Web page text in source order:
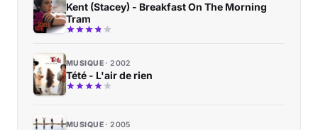
Kent (Stacey) - Breakfast On The Morning
Tram
MUSIQUE 2002
Tété - L'air de rien
MUSIQUE 2005